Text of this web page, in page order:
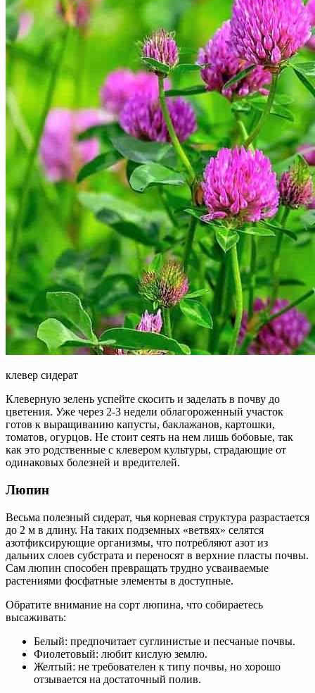
клевер сидерат
Клеверную зелень успейте скосить и заделать в почву до
цветения. Уже через 2-3 недели облагороженный участок
готов к выращиванию капусты, баклажанов, картошки,
томатов, огурцов. Не стоит сеять на нем лишь бобовые, так
как это родственные с клевером культуры, страдающие от
одинаковых болезней и вредителей.
Люпин
Весьма полезный сидерат, чья корневая структура разрастается
до 2 м в длину. На таких подземных «ветвях» селятся
азотфиксирующие организмы, что потребляют азот из
дальних слоев субстрата и переносят в верхние пласты почвы.
Сам люпин способен превращать трудно усваиваемые
растениями фосфатные элементы в доступные.
Обратите внимание на сорт люпина, что собираетесь
высаживать:
Белый: предпочитает суглинистые и песчаные почвы.
Фиолетовый: любит кислую землю.
Желтый: не требователен к типу почвы, но хорошо
отзывается на достаточный полив.